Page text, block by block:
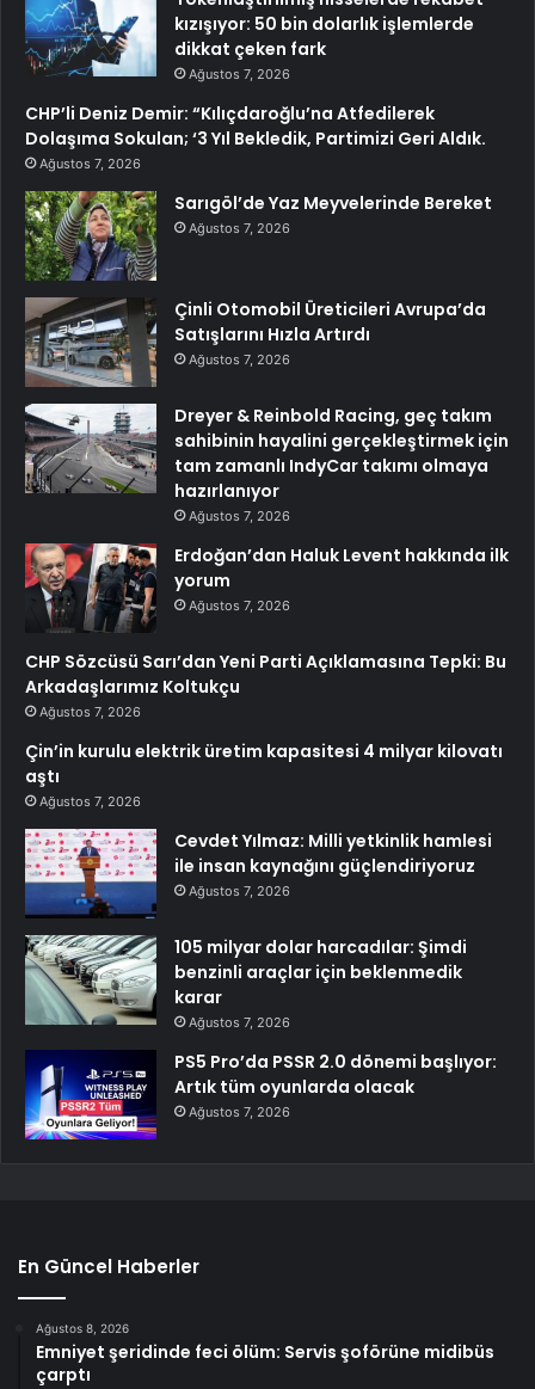
kızışıyor: 50 bin dolarlık işlemlerde
dikkat çeken fark
Ağustos 7, 2026
CHP’li Deniz Demir: “Kılıçdaroğlu’na Atfedilerek
Dolaşıma Sokulan; ‘3 Yıl Bekledik, Partimizi Geri Aldık.
Ağustos 7, 2026
Sarıgöl’de Yaz Meyvelerinde Bereket
Ağustos 7, 2026
Çinli Otomobil Üreticileri Avrupa’da
Satışlarını Hızla Artırdı
Ağustos 7, 2026
Dreyer & Reinbold Racing, geç takım
sahibinin hayalini gerçekleştirmek için
tam zamanlı IndyCar takımı olmaya
hazırlanıyor
Ağustos 7, 2026
Erdoğan’dan Haluk Levent hakkında ilk
yorum
Ağustos 7, 2026
CHP Sözcüsü Sarı’dan Yeni Parti Açıklamasına Tepki: Bu
Arkadaşlarımız Koltukçu
Ağustos 7, 2026
Çin’in kurulu elektrik üretim kapasitesi 4 milyar kilovatı
aştı
Ağustos 7, 2026
Cevdet Yılmaz: Milli yetkinlik hamlesi
ile insan kaynağını güçlendiriyoruz
Ağustos 7, 2026
105 milyar dolar harcadılar: Şimdi
benzinli araçlar için beklenmedik
karar
Ağustos 7, 2026
PS5 Pro’da PSSR 2.0 dönemi başlıyor:
Artık tüm oyunlarda olacak
Ağustos 7, 2026
En Güncel Haberler
Ağustos 8, 2026
Emniyet şeridinde feci ölüm: Servis şoförüne midibüs
çarptı